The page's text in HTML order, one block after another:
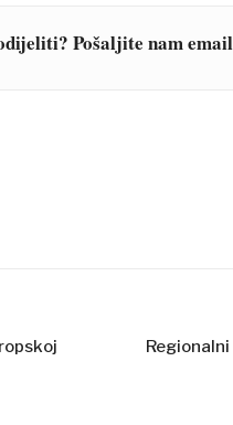
Pošaljite nam